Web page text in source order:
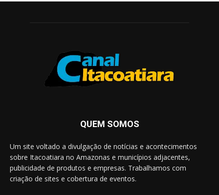
QUEM SOMOS
Um site voltado a divulgação de notícias e acontecimentos
sobre Itacoatiara no Amazonas e municípios adjacentes,
publicidade de produtos e empresas. Trabalhamos com
criação de sites e cobertura de eventos.